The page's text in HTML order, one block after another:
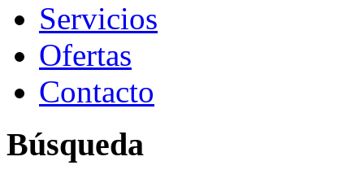
Servicios
Ofertas
Contacto
Búsqueda